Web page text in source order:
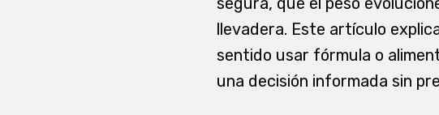
llevadera. Este artículo
sentido usar fórmula o
una decisión informada sin